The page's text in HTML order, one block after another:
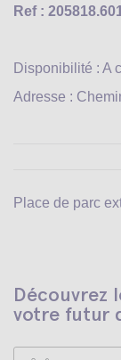
Ref :
Disponibilité : A
Adresse :
Place de parc
Découvrez
votre futur